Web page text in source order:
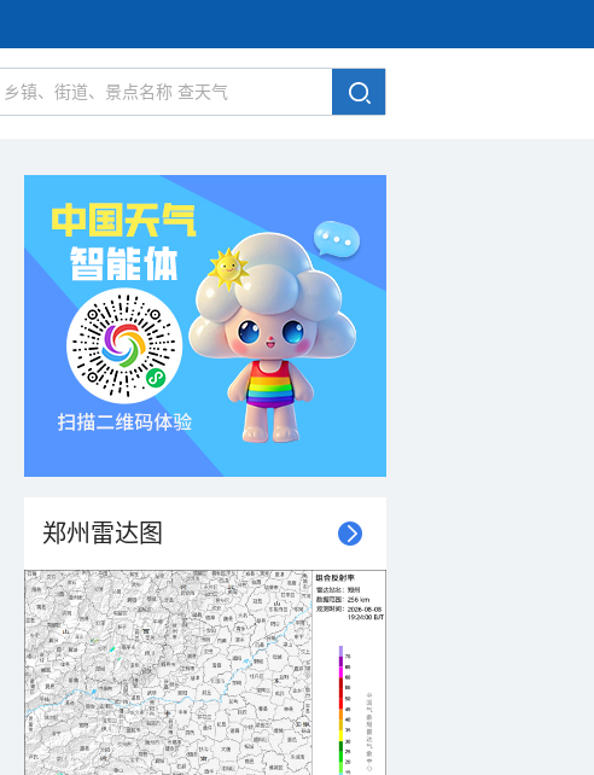
郑州雷达图